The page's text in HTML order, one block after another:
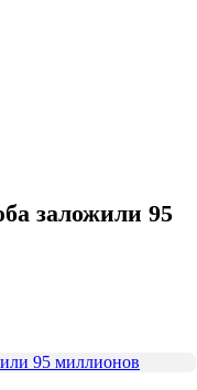
заложили 95